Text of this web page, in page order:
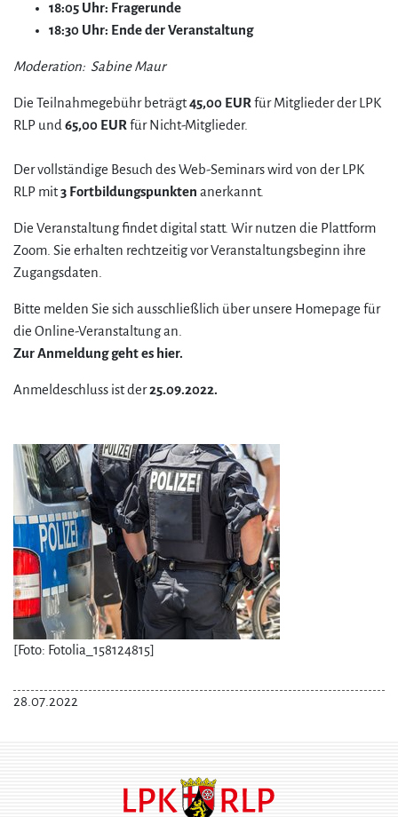
18:05 Uhr: Fragerunde
18:30 Uhr: Ende der Veranstaltung
Moderation: Sabine Maur
Die Teilnahmegebühr beträgt45,00 EURfür Mitglieder der LPK
RLP und 65,00 EURfür Nicht-Mitglieder.
Der vollständige Besuch des Web-Seminars wird von der LPK
RLP mit3 Fortbildungspunkten anerkannt.
Die Veranstaltung findet digital statt. Wir nutzen die Plattform
Zoom. Sie erhalten rechtzeitig vor Veranstaltungsbeginn ihre
Zugangsdaten.
Bitte melden Sie sich ausschließlich über unsere Homepage für
die Online-Veranstaltung an.
Zur Anmeldung geht es hier.
Anmeldeschluss ist der25.09.2022.
[Foto: Fotolia_158124815]
28.07.2022